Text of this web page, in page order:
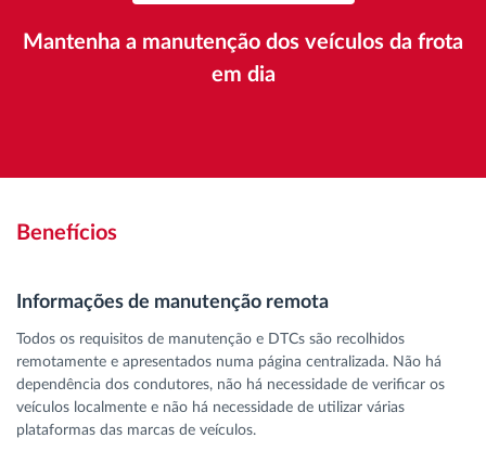
Mantenha a manutenção dos veículos da frota
em dia
Benefícios
Informações de manutenção remota
Todos os requisitos de manutenção e DTCs são recolhidos
remotamente e apresentados numa página centralizada. Não há
dependência dos condutores, não há necessidade de verificar os
veículos localmente e não há necessidade de utilizar várias
plataformas das marcas de veículos.